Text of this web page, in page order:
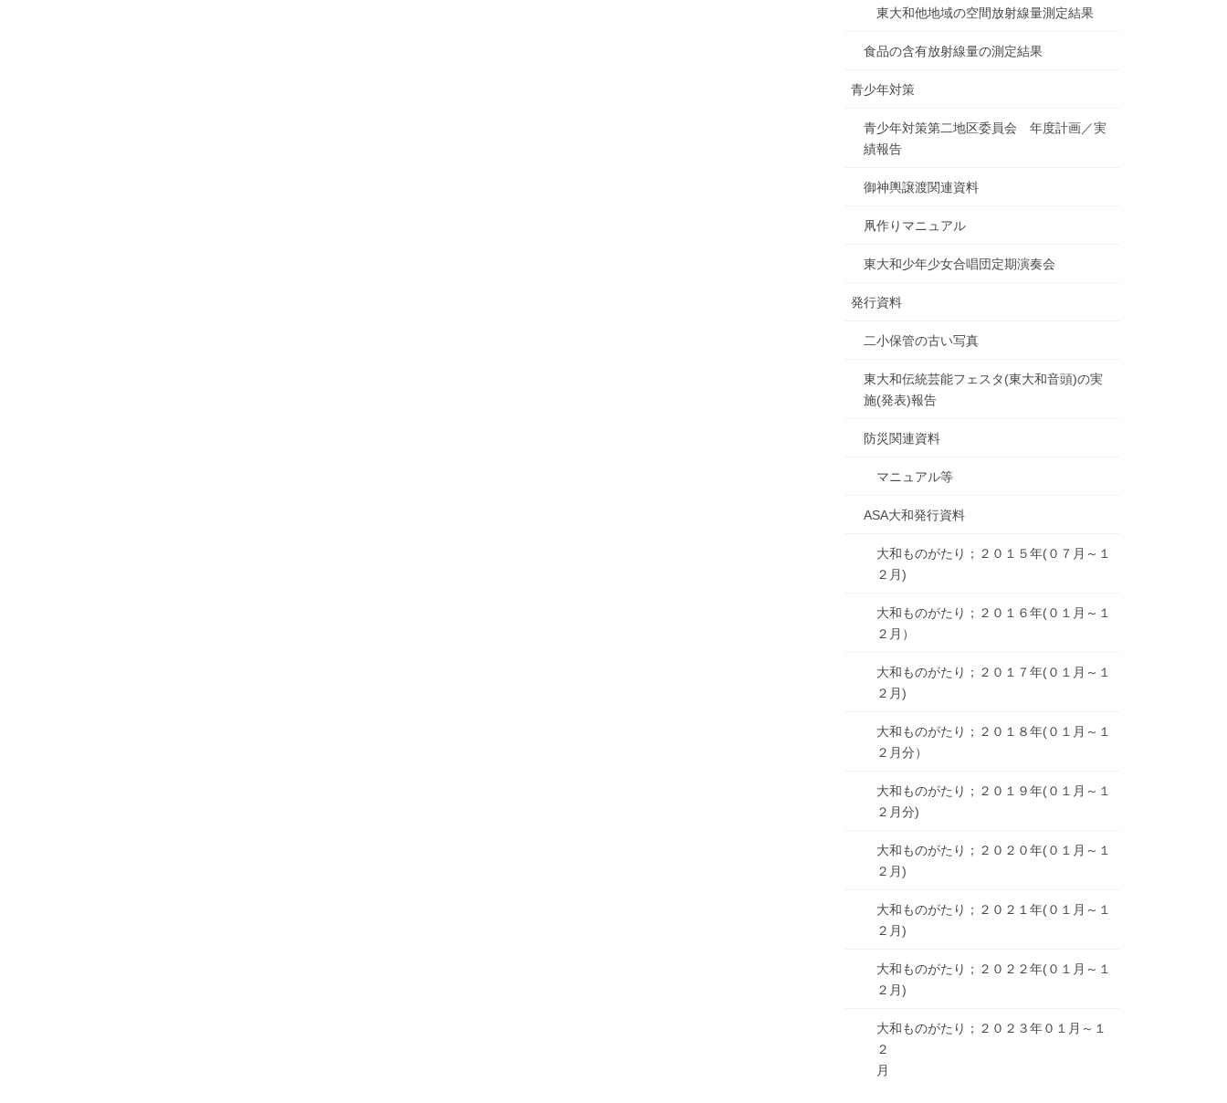
東大和他地域の空間放射線量測定結果
食品の含有放射線量の測定結果
青少年対策
青少年対策第二地区委員会 年度計画／実
績報告
御神輿譲渡関連資料
凧作りマニュアル
東大和少年少女合唱団定期演奏会
発行資料
二小保管の古い写真
東大和伝統芸能フェスタ(東大和音頭)の実
施(発表)報告
防災関連資料
マニュアル等
ASA大和発行資料
大和ものがたり；２０１５年(０７月～１
２月)
大和ものがたり；２０１６年(０１月～１
２月）
大和ものがたり；２０１７年(０１月～１
２月)
大和ものがたり；２０１８年(０１月～１
２月分）
大和ものがたり；２０１９年(０１月～１
２月分)
大和ものがたり；２０２０年(０１月～１
２月)
大和ものがたり；２０２１年(０１月～１
２月)
大和ものがたり；２０２２年(０１月～１
２月)
大和ものがたり；２０２３年０１月～１
２
月